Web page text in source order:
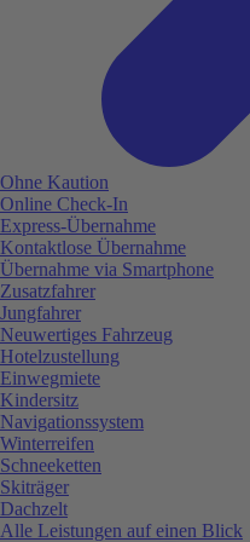
Ohne Kaution
Online Check-In
Express-Übernahme
Kontaktlose Übernahme
Übernahme via Smartphone
Zusatzfahrer
Jungfahrer
Neuwertiges Fahrzeug
Hotelzustellung
Einwegmiete
Kindersitz
Navigationssystem
Winterreifen
Schneeketten
Skiträger
Dachzelt
Alle Leistungen auf einen Blick